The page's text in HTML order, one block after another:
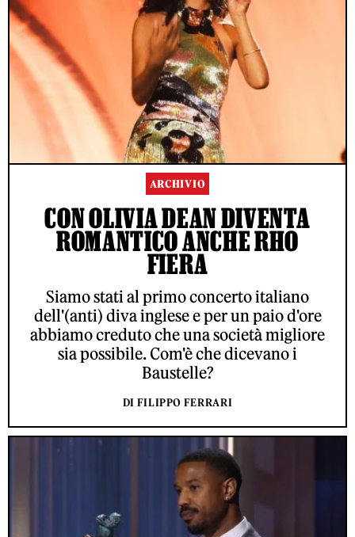
ARCHIVIO
CON OLIVIA DEAN DIVENTA
ROMANTICO ANCHE RHO
FIERA
Siamo stati al primo concerto italiano
dell'(anti) diva inglese e per un paio d'ore
abbiamo creduto che una società migliore
sia possibile. Com'è che dicevano i
Baustelle?
DI FILIPPO FERRARI